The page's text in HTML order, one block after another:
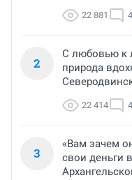
22 881 4
2
С любовью к
природа
22 414 4
3
«Вам зачем
свои деньги